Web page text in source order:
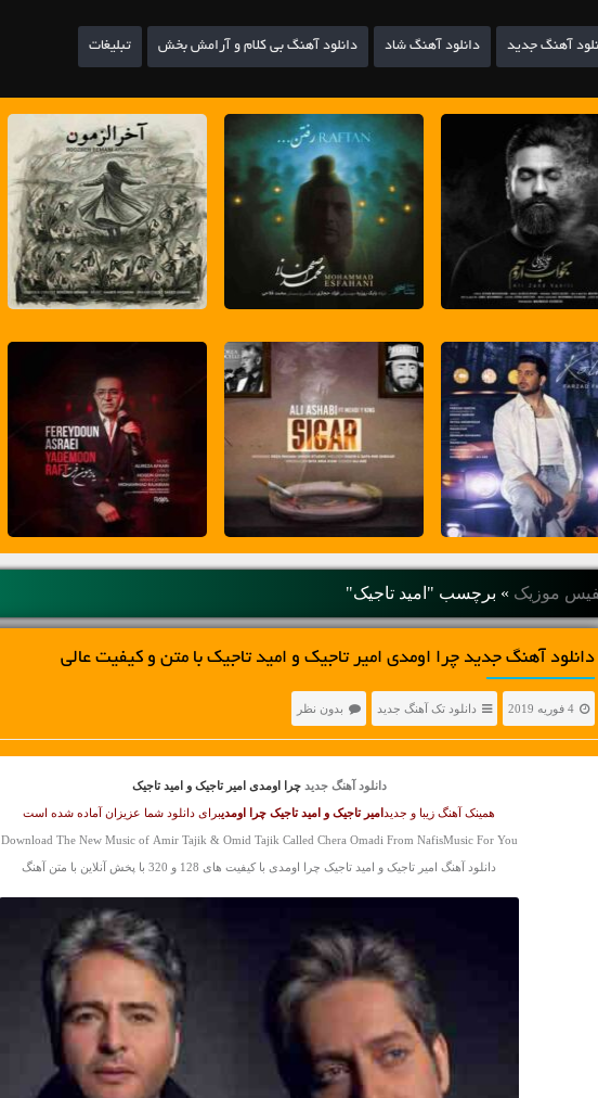
آهنگ جدید دانلود آهنگ شاد دانلود آهنگ بی کلام و آرامش بخش تبلیغات
موزیک » برچسب "امید تاجیک"
دانلود آهنگ جديد چرا اومدی امیر تاجیک و امید تاجیک با متن و کیفیت عالی
4 فوریه 2019 دانلود تک آهنگ جدید بدون نظر
دانلود آهنگ جدید چرا اومدی امیر تاجیک و امید تاجیک
همینک آهنگ زیبا و جدیدامیر تاجیک و امید تاجیک چرا اومدیبرای دانلود شما عزیزان آماده شده است
Download The New Music of Amir Tajik & Omid Tajik Called Chera Omadi From NafisMusic For You
دانلود آهنگ امیر تاجیک و امید تاجیک چرا اومدی با کیفیت های 128 و 320 با پخش آنلاین با متن آهنگ